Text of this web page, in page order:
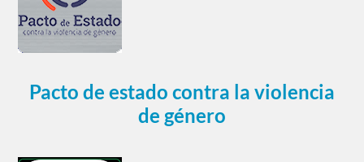
Pacto de estado contra la violencia
de género